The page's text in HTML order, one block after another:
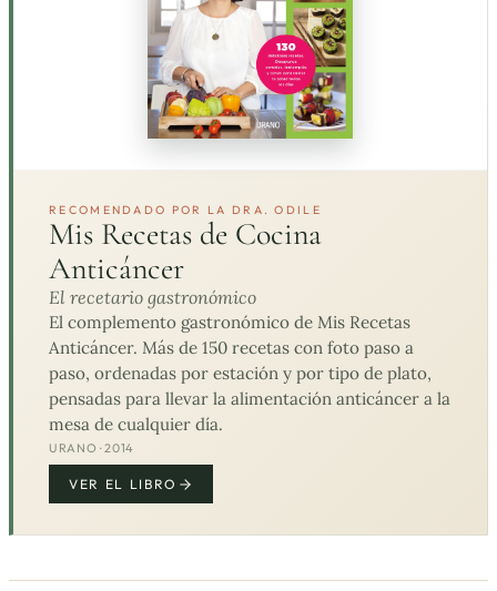
RECOMENDADO POR LA DRA. ODILE
Mis Recetas de Cocina
Anticáncer
El recetario gastronómico
El complemento gastronómico de Mis Recetas
Anticáncer. Más de 150 recetas con foto paso a
paso, ordenadas por estación y por tipo de plato,
pensadas para llevar la alimentación anticáncer a la
mesa de cualquier día.
URANO · 2014
VER EL LIBRO